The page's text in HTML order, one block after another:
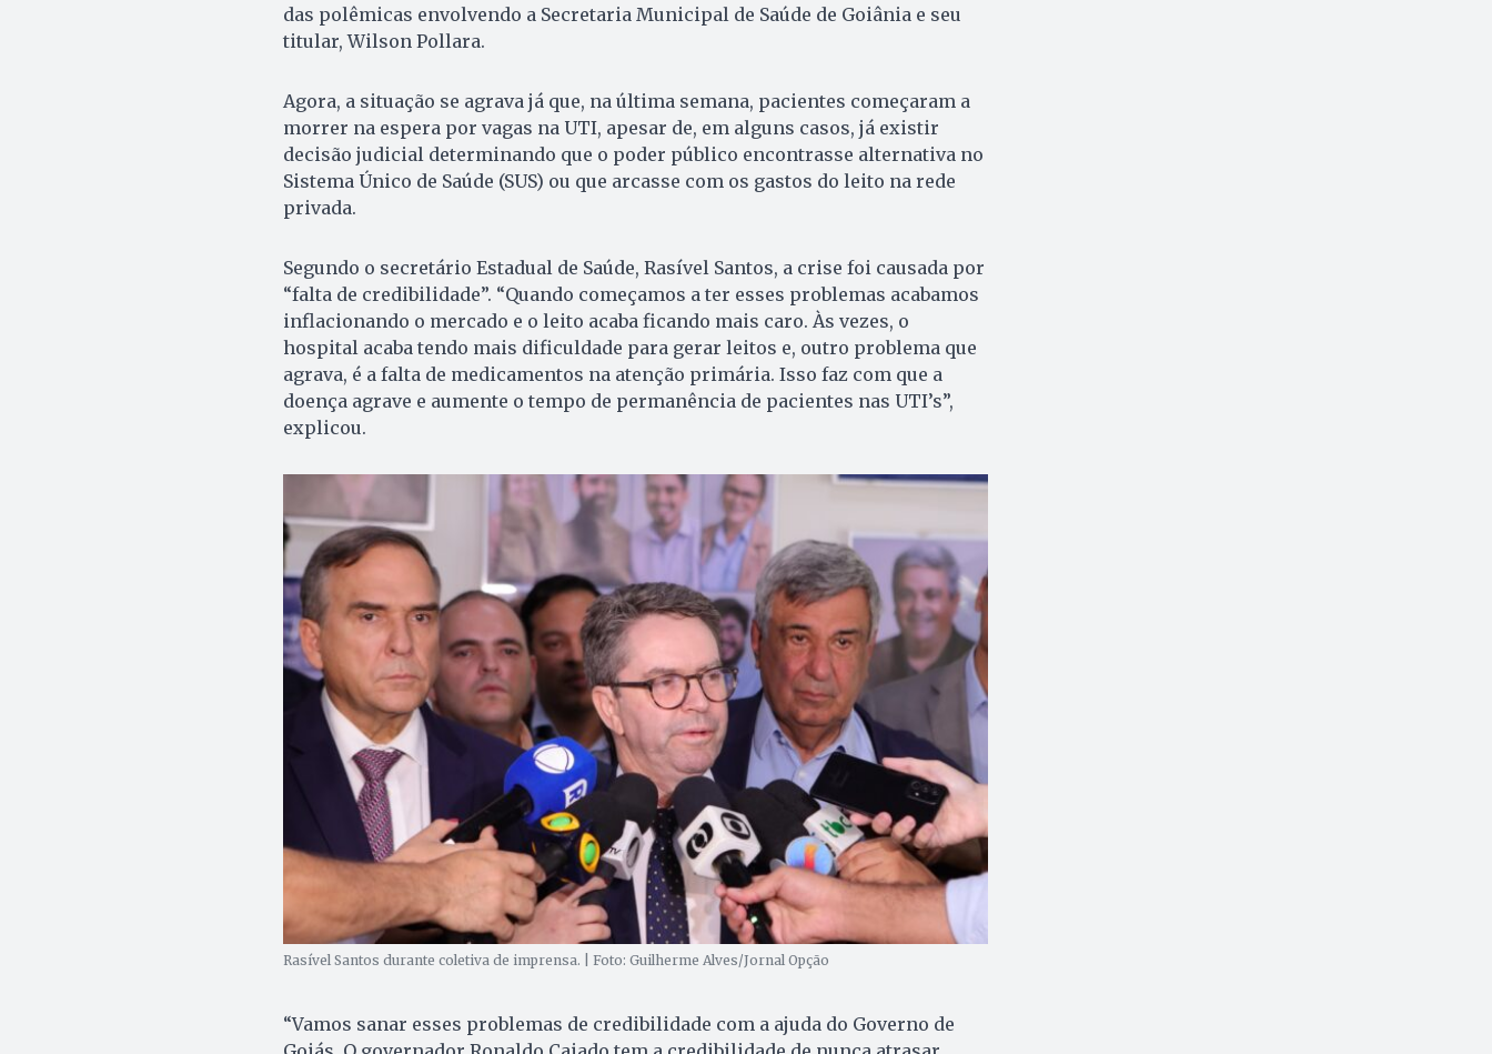
das polêmicas envolvendo a Secretaria Municipal de Saúde de Goiânia e seu
titular, Wilson Pollara.
Agora, a situação se agrava já que, na última semana, pacientes começaram a
morrer na espera por vagas na UTI, apesar de, em alguns casos, já existir
decisão judicial determinando que o poder público encontrasse alternativa no
Sistema Único de Saúde (SUS) ou que arcasse com os gastos do leito na rede
privada.
Segundo o secretário Estadual de Saúde, Rasível Santos, a crise foi causada por
“falta de credibilidade”. “Quando começamos a ter esses problemas acabamos
inflacionando o mercado e o leito acaba ficando mais caro. Às vezes, o
hospital acaba tendo mais dificuldade para gerar leitos e, outro problema que
agrava, é a falta de medicamentos na atenção primária. Isso faz com que a
doença agrave e aumente o tempo de permanência de pacientes nas UTI’s”,
explicou.
Rasível Santos durante coletiva de imprensa. | Foto: Guilherme Alves/Jornal Opção
“Vamos sanar esses problemas de credibilidade com a ajuda do Governo de